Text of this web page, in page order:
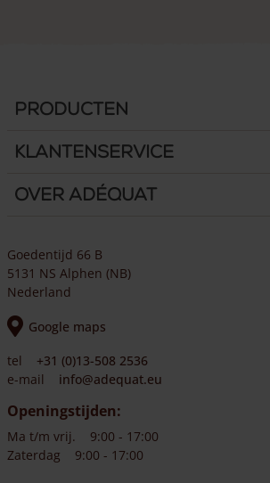
Producten
Klantenservice
Over Adéquat
Goedentijd 66 B
5131 NS Alphen (NB)
Nederland
Google maps
tel
+31 (0)13-508 2536
e-mail
info@adequat.eu
Openingstijden:
Ma t/m vrij.
9:00 - 17:00
Zaterdag
9:00 - 17:00